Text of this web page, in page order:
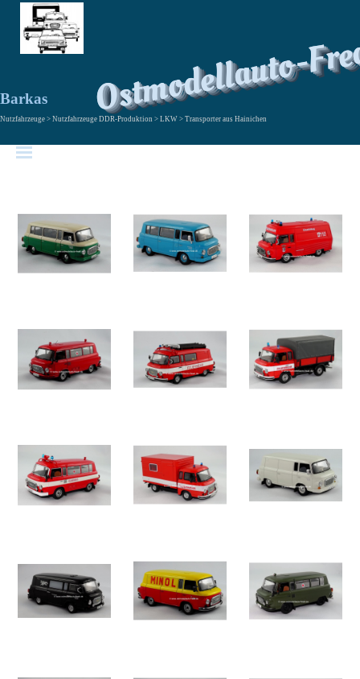
Ostmodellauto-
Barkas
Nutzfahrzeuge > Nutzfahrzeuge DDR-Produktion > LKW > Transporter aus Hainichen